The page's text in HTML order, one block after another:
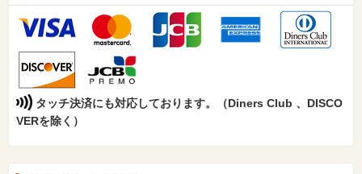
タッチ決済にも対応しております。（Diners Club 、DISCO
VERを除く）